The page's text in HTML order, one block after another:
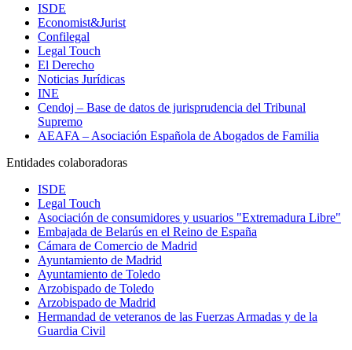
ISDE
Economist&Jurist
Confilegal
Legal Touch
El Derecho
Noticias Jurídicas
INE
Cendoj – Base de datos de jurisprudencia del Tribunal
Supremo
AEAFA – Asociación Española de Abogados de Familia
Entidades colaboradoras
ISDE
Legal Touch
Asociación de consumidores y usuarios "Extremadura Libre"
Embajada de Belarús en el Reino de España
Cámara de Comercio de Madrid
Ayuntamiento de Madrid
Ayuntamiento de Toledo
Arzobispado de Toledo
Arzobispado de Madrid
Hermandad de veteranos de las Fuerzas Armadas y de la
Guardia Civil